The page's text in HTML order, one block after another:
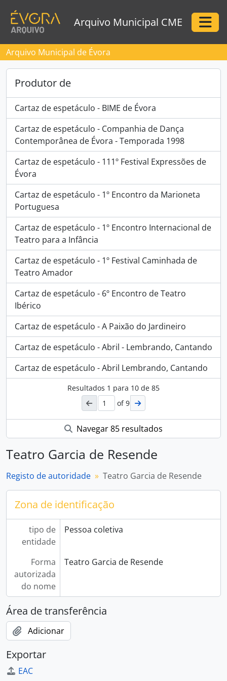
Arquivo Municipal CME
Arquivo Municipal de Évora
Produtor de
Cartaz de espetáculo - BIME de Évora
Cartaz de espetáculo - Companhia de Dança
Contemporânea de Évora - Temporada 1998
Cartaz de espetáculo - 111º Festival Expressões de
Évora
Cartaz de espetáculo - 1º Encontro da Marioneta
Portuguesa
Cartaz de espetáculo - 1º Encontro Internacional de
Teatro para a Infância
Cartaz de espetáculo - 1º Festival Caminhada de
Teatro Amador
Cartaz de espetáculo - 6º Encontro de Teatro
Ibérico
Cartaz de espetáculo - A Paixão do Jardineiro
Cartaz de espetáculo - Abril - Lembrando, Cantando
Cartaz de espetáculo - Abril Lembrando, Cantando
Resultados 1 para 10 de 85
of 9
Navegar 85 resultados
Teatro Garcia de Resende
Registo de autoridade Teatro Garcia de Resende
Zona de identificação
tipo de
entidade
Pessoa coletiva
Forma
autorizada
do nome
Teatro Garcia de Resende
Área de transferência
Adicionar
Exportar
EAC